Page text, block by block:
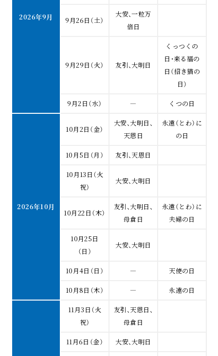
2026年9月 9月26日（土）
大安、一粒万
倍日
9月29日（火） 友引、大明日
くっつくの
日・来る福の
日（招き猫の
日）
9月2日（水） ― くつの日
2026年10月
10月2日（金）
大安、大明日、
天恩日
永遠（とわ）に
の日
10月5日（月） 友引、天恩日
10月13日（火
祝）
大安、大明日
10月22日（木）
友引、大明日、
母倉日
永遠（とわ）に
夫婦の日
10月25日
（日）
大安、大明日
10月4日（日） ― 天使の日
10月8日（木） ― 永遠の日
11月3日（火
祝）
友引、天恩日、
母倉日
11月6日（金） 大安、大明日